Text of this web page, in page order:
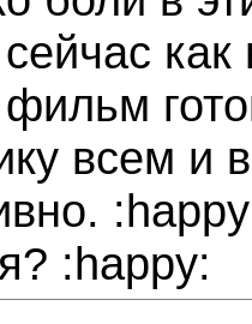
сейчас
всем и
:happy: